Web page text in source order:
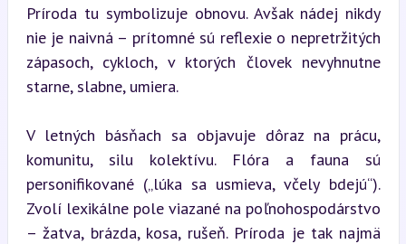
Príroda tu symbolizuje obnovu. Avšak nádej nikdy
nie je naivná – prítomné sú reflexie o nepretržitých
zápasoch, cykloch, v ktorých človek nevyhnutne
starne, slabne, umiera.
V letných básňach sa objavuje dôraz na prácu,
komunitu, silu kolektívu. Flóra a fauna sú
personifikované („lúka sa usmieva, včely bdejú“).
Zvolí lexikálne pole viazané na poľnohospodárstvo
– žatva, brázda, kosa, rušeň. Príroda je tak najmä